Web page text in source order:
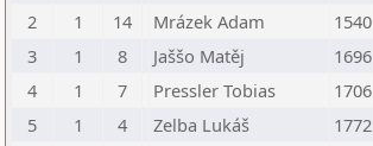
2
1 14 Mrázek Adam 1540
3
1 8 Jaššo Matěj 1696
4
1 7 Pressler Tobias 1706
5
1 4 Zelba Lukáš 1772